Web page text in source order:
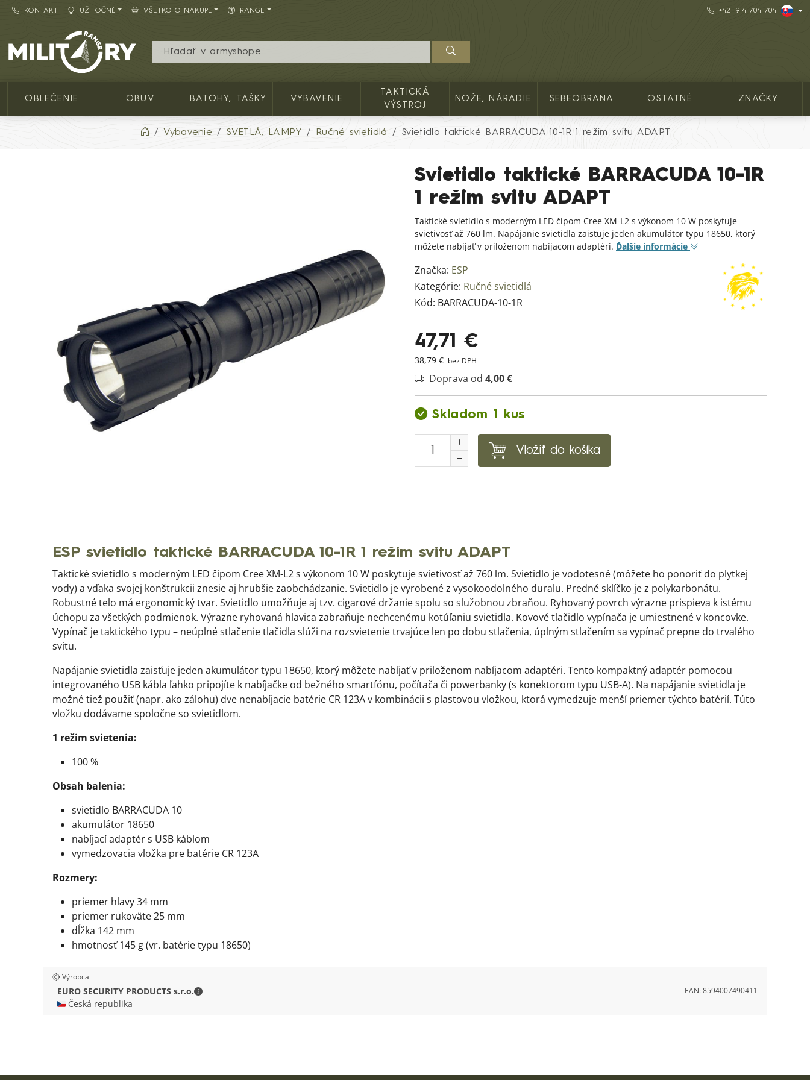
KONTAKT UŽITOČNÉ VŠETKO O NÁKUPE RANGE +421 914 704 704
Army shop MILITARY RANGE SK
OBLEČENIE OBUV BATOHY, TAŠKY VYBAVENIE
TAKTICKÁ
VÝSTROJ
NOŽE, NÁRADIE SEBEOBRANA OSTATNÉ ZNAČKY
Vybavenie SVETLÁ, LAMPY Ručné svietidlá Svietidlo taktické BARRACUDA 10-1R 1 režim svitu ADAPT
Svietidlo taktické BARRACUDA 10-1R
1 režim svitu ADAPT
Taktické svietidlo s moderným LED čipom Cree XM-L2 s výkonom 10 W poskytuje
svietivosť až 760 lm. Napájanie svietidla zaisťuje jeden akumulátor typu 18650, ktorý
môžete nabíjať v priloženom nabíjacom adaptéri. Ďalšie informácie
Značka: ESP
Kategórie: Ručné svietidlá
Kód: BARRACUDA-10-1R
47,71 €
38,79 € bez DPH
Doprava od 4,00 €
Skladom 1 kus
Vložiť do košíka
ESP svietidlo taktické BARRACUDA 10-1R 1 režim svitu ADAPT
Taktické svietidlo s moderným LED čipom Cree XM-L2 s výkonom 10 W poskytuje svietivosť až 760 lm. Svietidlo je vodotesné (môžete ho ponoriť do plytkej
vody) a vďaka svojej konštrukcii znesie aj hrubšie zaobchádzanie. Svietidlo je vyrobené z vysokoodolného duralu. Predné sklíčko je z polykarbonátu.
Robustné telo má ergonomický tvar. Svietidlo umožňuje aj tzv. cigarové držanie spolu so služobnou zbraňou. Ryhovaný povrch výrazne prispieva k istému
úchopu za všetkých podmienok. Výrazne ryhovaná hlavica zabraňuje nechcenému kotúľaniu svietidla. Kovové tlačidlo vypínača je umiestnené v koncovke.
Vypínač je taktického typu – neúplné stlačenie tlačidla slúži na rozsvietenie trvajúce len po dobu stlačenia, úplným stlačením sa vypínač prepne do trvalého
svitu.
Napájanie svietidla zaisťuje jeden akumulátor typu 18650, ktorý môžete nabíjať v priloženom nabíjacom adaptéri. Tento kompaktný adaptér pomocou
integrovaného USB kábla ľahko pripojíte k nabíjačke od bežného smartfónu, počítača či powerbanky (s konektorom typu USB-A). Na napájanie svietidla je
možné tiež použiť (napr. ako zálohu) dve nenabíjacie batérie CR 123A v kombinácii s plastovou vložkou, ktorá vymedzuje menší priemer týchto batérií. Túto
vložku dodávame spoločne so svietidlom.
1 režim svietenia:
100 %
Obsah balenia:
svietidlo BARRACUDA 10
akumulátor 18650
nabíjací adaptér s USB káblom
vymedzovacia vložka pre batérie CR 123A
Rozmery:
priemer hlavy 34 mm
priemer rukoväte 25 mm
dĺžka 142 mm
hmotnosť 145 g (vr. batérie typu 18650)
Výrobca
EURO SECURITY PRODUCTS s.r.o.
EURO SECURITY PRODUCTS s.r.o. - Kontaktné údaje
🇨🇿 Česká republika
EAN:8594007490411